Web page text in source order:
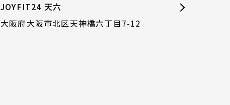
JOYFIT24 天六
大阪府大阪市北区天神橋六丁目7-12